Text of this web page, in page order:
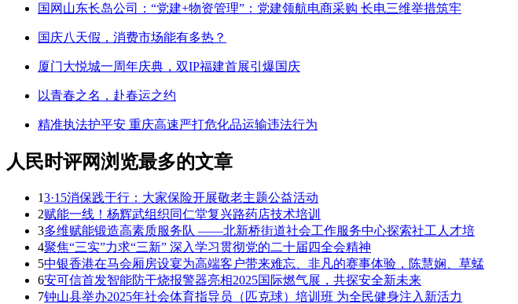
国网山东长岛公司：“党建+物资管理”：党建领航电商采购 长电三维举措筑牢
国庆八天假，消费市场能有多热？
厦门大悦城一周年庆典，双IP福建首展引爆国庆
以青春之名，赴春运之约
精准执法护平安 重庆高速严打危化品运输违法行为
人民时评网浏览最多的文章
13·15消保践于行：大家保险开展敬老主题公益活动
2赋能一线！杨辉武组织同仁堂复兴路药店技术培训
3多维赋能锻造高素质服务队 ——北新桥街道社会工作服务中心探索社工人才培
4聚焦“三实”力求“三新” 深入学习贯彻党的二十届四全会精神
5中银香港在马会厢房设宴为高端客户带来难忘、非凡的赛事体验，陈慧娴、草蜢
6安可信首发智能防干烧报警器亮相2025国际燃气展，共探安全新未来
7钟山县举办2025年社会体育指导员（匹克球）培训班 为全民健身注入新活力